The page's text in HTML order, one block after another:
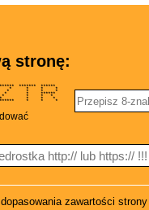
stronę:
******* ******
* * * * *
* * * * *
* * ******
* * * *
* * * *
* * *
zawartości